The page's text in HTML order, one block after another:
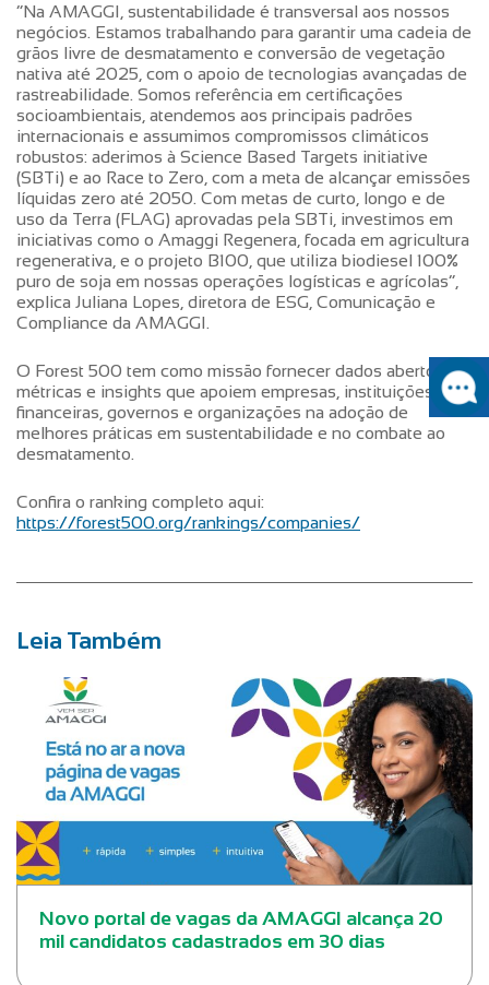
“Na AMAGGI, sustentabilidade é transversal aos nossos
negócios. Estamos trabalhando para garantir uma cadeia de
grãos livre de desmatamento e conversão de vegetação
nativa até 2025, com o apoio de tecnologias avançadas de
rastreabilidade. Somos referência em certificações
socioambientais, atendemos aos principais padrões
internacionais e assumimos compromissos climáticos
robustos: aderimos à Science Based Targets initiative
(SBTi) e ao Race to Zero, com a meta de alcançar emissões
líquidas zero até 2050. Com metas de curto, longo e de
uso da Terra (FLAG) aprovadas pela SBTi, investimos em
iniciativas como o Amaggi Regenera, focada em agricultura
regenerativa, e o projeto B100, que utiliza biodiesel 100%
puro de soja em nossas operações logísticas e agrícolas”,
explica Juliana Lopes, diretora de ESG, Comunicação e
Compliance da AMAGGI.
O Forest 500 tem como missão fornecer dados abertos,
métricas e insights que apoiem empresas, instituições
financeiras, governos e organizações na adoção de
melhores práticas em sustentabilidade e no combate ao
desmatamento.
Confira o ranking completo aqui:
https://forest500.org/rankings/companies/
Leia Também
Novo portal de vagas da AMAGGI alcança 20
mil candidatos cadastrados em 30 dias